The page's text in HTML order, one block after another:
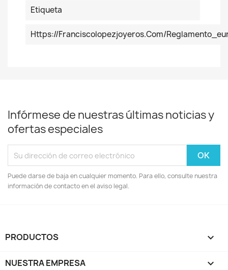
Etiqueta
Https://franciscolopezjoyeros.com/
Infórmese de nuestras últimas noticias y
ofertas especiales
Puede darse de baja en cualquier momento. Para ello, consulte nuestra
información de contacto en el aviso legal.
PRODUCTOS 
NUESTRA EMPRESA 